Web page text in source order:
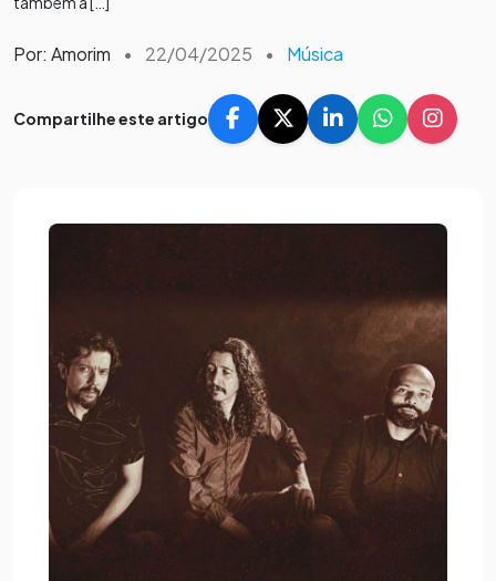
Por: Amorim • 22/04/2025 • Música
Compartilhe este artigo